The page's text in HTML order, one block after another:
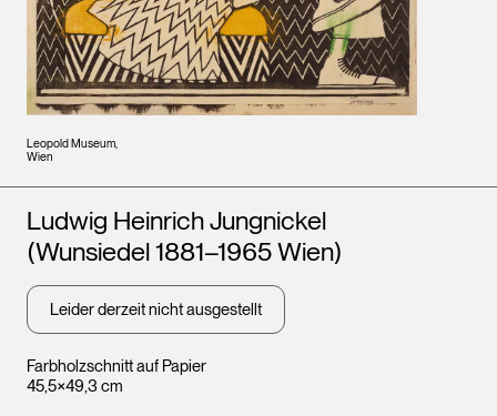
Leopold Museum,
Wien
Farbholzschnitt auf Papier
45,5×49,3 cm
Künstler*innen
Ludwig Heinrich Jungnickel
(Wunsiedel 1881–1965 Wien)
Leider derzeit nicht ausgestellt